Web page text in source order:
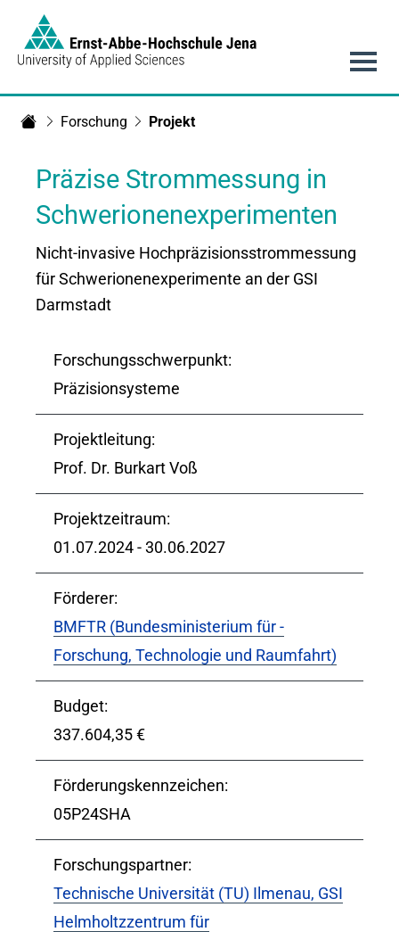
Forschung Projekt
Präzise Strommessung in
Schwerionenexperimenten
Nicht-invasive Hochpräzisionsstrommessung
für Schwerionenexperimente an der GSI
Darmstadt
Forschungsschwerpunkt:
Präzisionsysteme
Projektleitung:
Prof. Dr. Burkart Voß
Projektzeitraum:
01.07.2024-30.06.2027
Förderer:
BMFTR (Bundesministerium für ­
Forschung, Technologie und Raumfahrt)
Budget:
337.604,35 €
Förderungskennzeichen:
05P24SHA
Forschungspartner:
Technische Universität (TU) Ilmenau, GSI
Helmholtzzentrum für